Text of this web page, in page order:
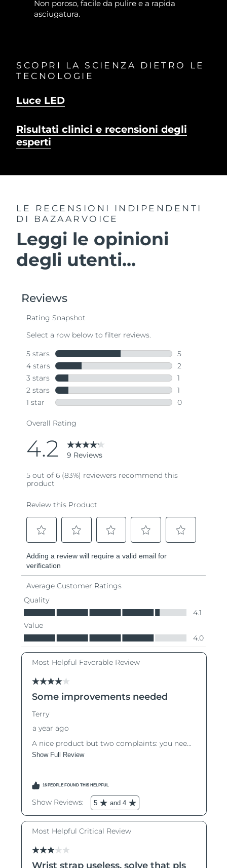
Non poroso, facile da pulire e a rapida
asciugatura.
SCOPRI LA SCIENZA DIETRO LE
TECNOLOGIE
Luce LED
Risultati clinici e recensioni degli
esperti
LE RECENSIONI INDIPENDENTI
DI BAZAARVOICE
Leggi le opinioni
degli utenti...